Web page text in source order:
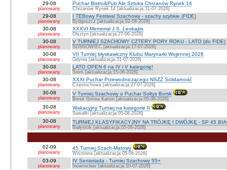
29-08
planowany
Puchar Bistro&Pub Ale Sztuka Chrzanów Rynek 14
Chrzanów Rynek 14 [aktualizacja:31-07-2026]
29-08
planowany
I TEBowy Festiwal Szachowy - szachy szybkie (FIDE)
Bydgoszcz [aktualizacja:02-08-2026]
30-08
planowany
XXXVI Memoriał J.S. Leokajtis
Olsztyn [aktualizacja:27-06-2026]
30-08
planowany
V TURNIEJ SZACHOWY CZTERY PORY ROKU - LATO (do FIDE)
SOSNOWIEC [aktualizacja:17-07-2026]
30-08
planowany
VII Turniej błyskawiczny Klubu Marynarki Wojennej 2026
Gdynia [aktualizacja:31-07-2026]
30-08
planowany
LATO OPEN 6 na IV i V kategorię!
Śrem [aktualizacja:15-06-2026]
30-08
planowany
XXXI Puchar Przewodniczącego NSZZ Solidarność
Częstochowa [aktualizacja:27-07-2026]
30-08
planowany
V Turniej Szachowy o Puchar Sołtys Borsk
Borsk Gmina Karsin [aktualizacja:05-08-2026]
30-08
planowany
Wakacyjny Turniej na kategorie II
Suwałki [aktualizacja:05-08-2026]
30-08
planowany
TURNIEJ KLASYFIKACYJNY NA TRÓJKĘ I DWÓJKĘ - SP 45
Białystok [aktualizacja:05-08-2026]
02-09
planowany
45 Turniej Szach-Matowy
Wiśniowa [aktualizacja:05-08-2026]
03-09
planowany
IV Senioriada - Turniej Szachowy 55+
Inowrocław [aktualizacja:10-07-2026]